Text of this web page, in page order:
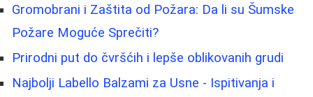
Gromobrani i Zaštita od Požara: Da li su Šumske
Požare Moguće Sprečiti?
Prirodni put do čvršćih i lepše oblikovanih grudi
Najbolji Labello Balzami za Usne - Ispitivanja i